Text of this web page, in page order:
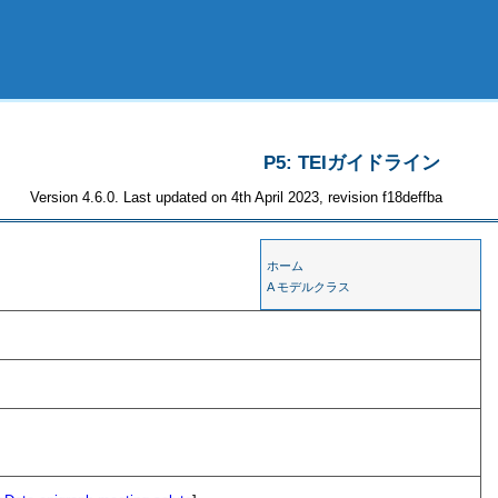
P5: TEIガイドライン
Version 4.6.0. Last updated on 4th April 2023, revision f18deffba
ホーム
A モデルクラス